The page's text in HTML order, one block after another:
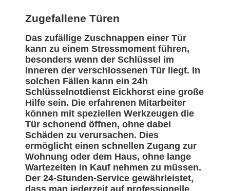
Zugefallene Türen
Das zufällige Zuschnappen einer Tür
kann zu einem Stressmoment führen,
besonders wenn der Schlüssel im
Inneren der verschlossenen Tür liegt. In
solchen Fällen kann ein 24h
Schlüsselnotdienst Eickhorst eine große
Hilfe sein. Die erfahrenen Mitarbeiter
können mit speziellen Werkzeugen die
Tür schonend öffnen, ohne dabei
Schäden zu verursachen. Dies
ermöglicht einen schnellen Zugang zur
Wohnung oder dem Haus, ohne lange
Wartezeiten in Kauf nehmen zu müssen.
Der 24-Stunden-Service gewährleistet,